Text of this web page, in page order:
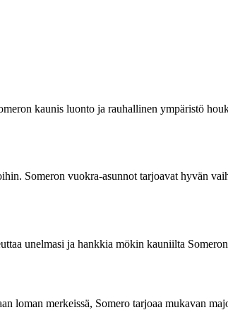
kaunis luonto ja rauhallinen ympäristö
Someron vuokra-asunnot tarjoavat hyvän
unelmasi ja hankkia mökin kauniilta
loman merkeissä, Somero tarjoaa mukavan